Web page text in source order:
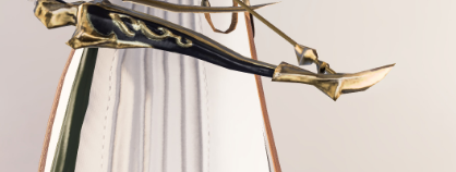
頭装備ギミックあり
ネイル